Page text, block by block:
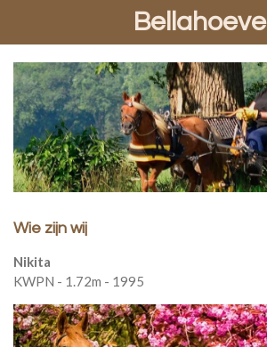
de
hoofdinhoud
Bellahoeve
Wie zijn wij
Nikita
KWPN - 1.72m - 1995